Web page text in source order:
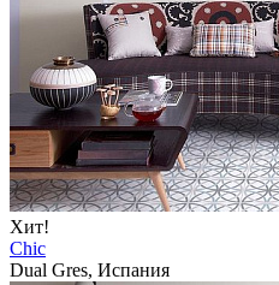
Хит!
Chic
Dual Gres, Испания